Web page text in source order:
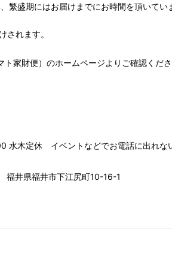
繁盛期にはお届けまでにお時間を頂いて
されます。
ト家財便） のホームページよりご確認くださ
水木定休 イベントなどでお電話に出れな
福井県福井市下江尻町10-16-1